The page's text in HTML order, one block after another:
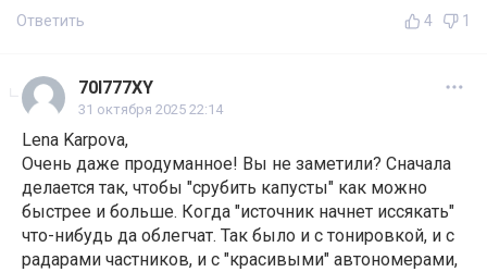
Ответить 4 1
70I777XY
31 октября 2025 22:14
Lena Karpova,
Очень даже продуманное! Вы не заметили? Сначала
делается так, чтобы "срубить капусты" как можно
быстрее и больше. Когда "источник начнет иссякать"
что-нибудь да облегчат. Так было и с тонировкой, и с
радарами частников, и с "красивыми" автономерами,